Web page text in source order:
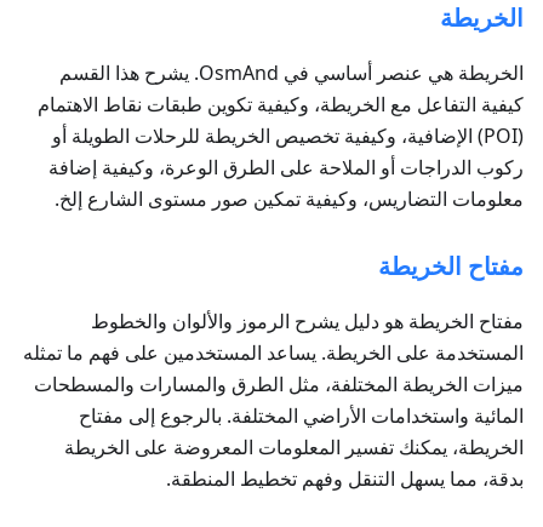
الخريطة
الخريطة هي عنصر أساسي في OsmAnd. يشرح هذا القسم
كيفية التفاعل مع الخريطة، وكيفية تكوين طبقات نقاط الاهتمام
(POI) الإضافية، وكيفية تخصيص الخريطة للرحلات الطويلة أو
ركوب الدراجات أو الملاحة على الطرق الوعرة، وكيفية إضافة
معلومات التضاريس، وكيفية تمكين صور مستوى الشارع إلخ.
مفتاح الخريطة
مفتاح الخريطة هو دليل يشرح الرموز والألوان والخطوط
المستخدمة على الخريطة. يساعد المستخدمين على فهم ما تمثله
ميزات الخريطة المختلفة، مثل الطرق والمسارات والمسطحات
المائية واستخدامات الأراضي المختلفة. بالرجوع إلى مفتاح
الخريطة، يمكنك تفسير المعلومات المعروضة على الخريطة
بدقة، مما يسهل التنقل وفهم تخطيط المنطقة.